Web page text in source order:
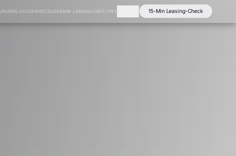
LUXUSFAHRZEUGE BMW LEASINGÜBER UNS 15-Min Leasing-Check